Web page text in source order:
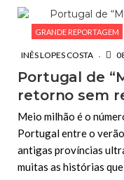
GRANDE REPORTAGEM
INÊS LOPES COSTA
Portugal de
retorno sem
Meio milhão é o
Portugal entre o
antigas províncias
muitas as histórias